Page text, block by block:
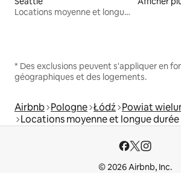
Locations moyenne et longue durée
* Des exclusions peuvent s'appliquer en
géographiques et des logements.
Airbnb Pologne Łódź Powiat
Locations moyenne et longue durée
© 2026 Airbnb, Inc.